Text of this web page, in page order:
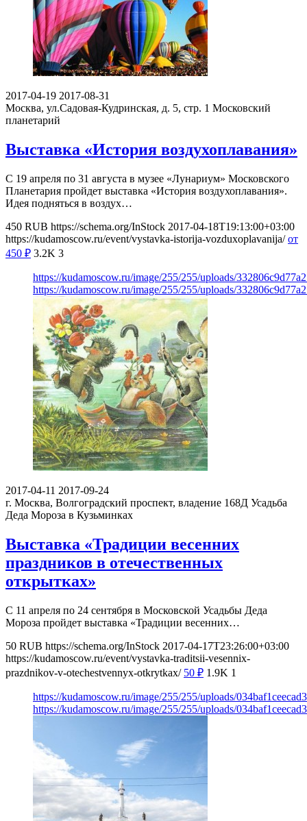
2017-04-19 2017-08-31
Москва, ул.Садовая-Кудринская, д. 5, стр. 1 Московский
планетарий
Выставка «История воздухоплавания»
С 19 апреля по 31 августа в музее «Лунариум» Московского
Планетария пройдет выставка «История воздухоплавания».
Идея подняться в воздух…
450 RUB https://schema.org/InStock 2017-04-18T19:13:00+03:00
https://kudamoscow.ru/event/vystavka-istorija-vozduxoplavanija/ от
450 ₽ 3.2K 3
https://kudamoscow.ru/image/255/255/uploads/
https://kudamoscow.ru/image/255/255/uploads/
2017-04-11 2017-09-24
г. Москва, Волгоградский проспект, владение 168Д Усадьба
Деда Мороза в Кузьминках
Выставка «Традиции весенних
праздников в отечественных
открытках»
С 11 апреля по 24 сентября в Московской Усадьбы Деда
Мороза пройдет выставка «Традиции весенних…
50 RUB https://schema.org/InStock 2017-04-17T23:26:00+03:00
https://kudamoscow.ru/event/vystavka-traditsii-vesennix-
prazdnikov-v-otechestvennyx-otkrytkax/ 50 ₽ 1.9K 1
https://kudamoscow.ru/image/255/255/uploads/
https://kudamoscow.ru/image/255/255/uploads/